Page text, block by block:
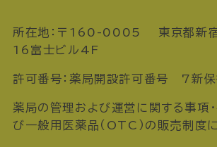
所在地：〒160-0005 東京都新
16富士ビル4F
許可番号：薬局開設許可番号 7新
薬局の管理および運営に関する事項
び一般用医薬品（OTC）の販売制度